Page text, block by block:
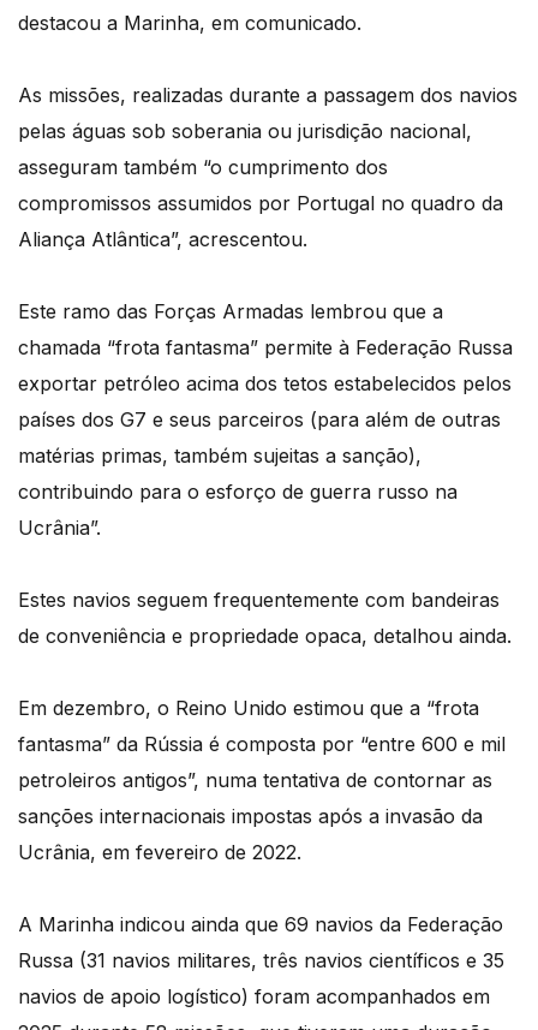
destacou a Marinha, em comunicado.
As missões, realizadas durante a passagem dos navios
pelas águas sob soberania ou jurisdição nacional,
asseguram também “o cumprimento dos
compromissos assumidos por Portugal no quadro da
Aliança Atlântica”, acrescentou.
Este ramo das Forças Armadas lembrou que a
chamada “frota fantasma” permite à Federação Russa
exportar petróleo acima dos tetos estabelecidos pelos
países dos G7 e seus parceiros (para além de outras
matérias primas, também sujeitas a sanção),
contribuindo para o esforço de guerra russo na
Ucrânia”.
Estes navios seguem frequentemente com bandeiras
de conveniência e propriedade opaca, detalhou ainda.
Em dezembro, o Reino Unido estimou que a “frota
fantasma” da Rússia é composta por “entre 600 e mil
petroleiros antigos”, numa tentativa de contornar as
sanções internacionais impostas após a invasão da
Ucrânia, em fevereiro de 2022.
A Marinha indicou ainda que 69 navios da Federação
Russa (31 navios militares, três navios científicos e 35
navios de apoio logístico) foram acompanhados em